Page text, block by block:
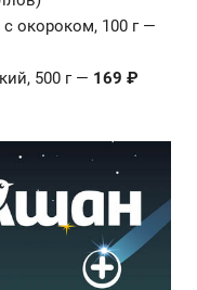
с окороком, 100 г —
500 г — 169 ₽